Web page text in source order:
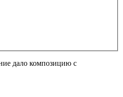
дало композицию с